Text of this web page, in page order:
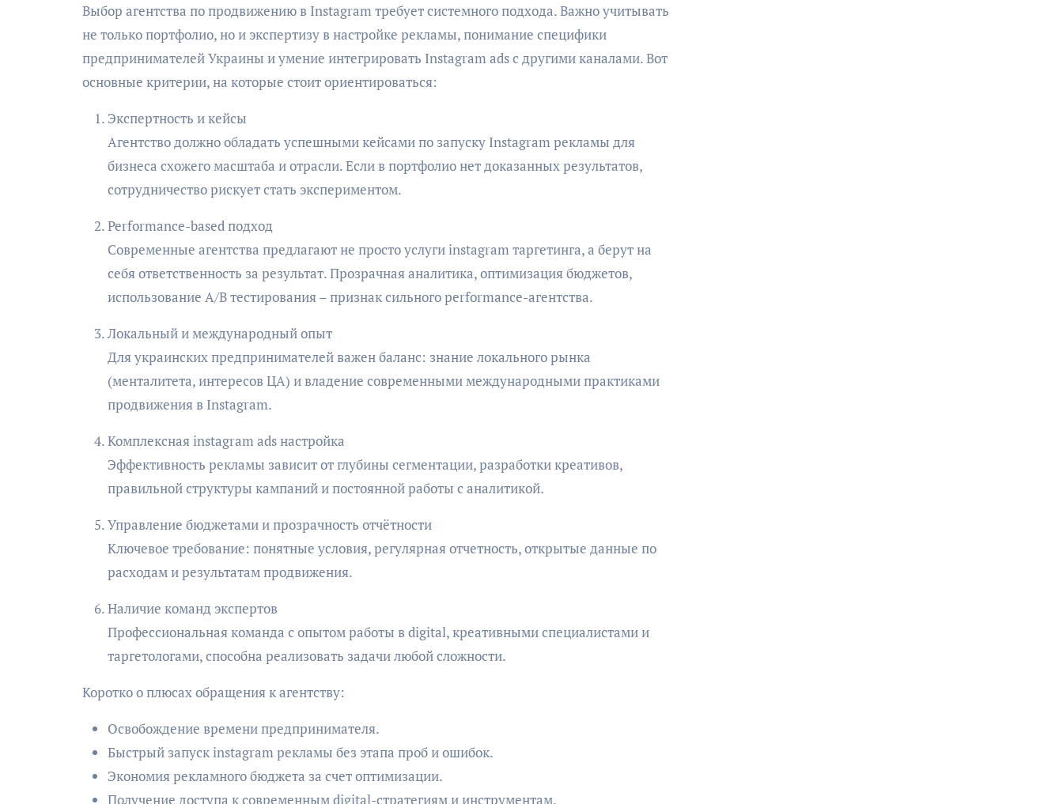
Выбор агентства по продвижению в Instagram требует системного подхода. Важно учитывать
не только портфолио, но и экспертизу в настройке рекламы, понимание специфики
предпринимателей Украины и умение интегрировать Instagram ads с другими каналами. Вот
основные критерии, на которые стоит ориентироваться:
Экспертность и кейсы
Агентство должно обладать успешными кейсами по запуску Instagram рекламы для
бизнеса схожего масштаба и отрасли. Если в портфолио нет доказанных результатов,
сотрудничество рискует стать экспериментом.
Performance-based подход
Современные агентства предлагают не просто услуги instagram таргетинга, а берут на
себя ответственность за результат. Прозрачная аналитика, оптимизация бюджетов,
использование A/B тестирования – признак сильного performance-агентства.
Локальный и международный опыт
Для украинских предпринимателей важен баланс: знание локального рынка
(менталитета, интересов ЦА) и владение современными международными практиками
продвижения в Instagram.
Комплексная instagram ads настройка
Эффективность рекламы зависит от глубины сегментации, разработки креативов,
правильной структуры кампаний и постоянной работы с аналитикой.
Управление бюджетами и прозрачность отчётности
Ключевое требование: понятные условия, регулярная отчетность, открытые данные по
расходам и результатам продвижения.
Наличие команд экспертов
Профессиональная команда с опытом работы в digital, креативными специалистами и
таргетологами, способна реализовать задачи любой сложности.
Коротко о плюсах обращения к агентству:
Освобождение времени предпринимателя.
Быстрый запуск instagram рекламы без этапа проб и ошибок.
Экономия рекламного бюджета за счет оптимизации.
Получение доступа к современным digital-стратегиям и инструментам.